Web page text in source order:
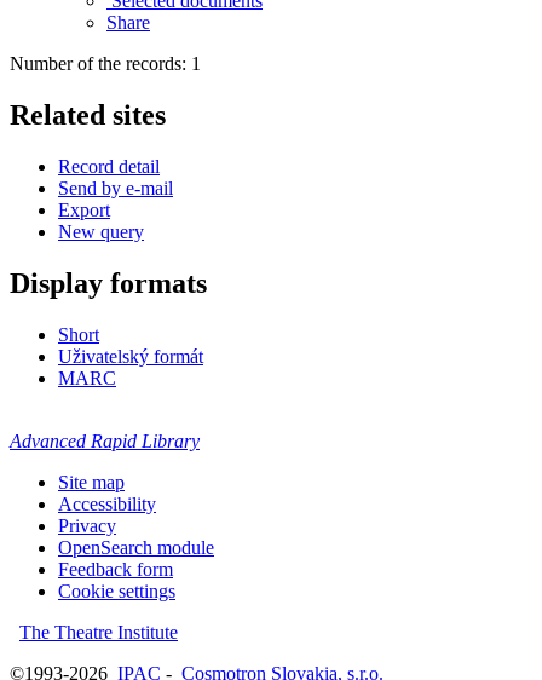
Share
Number of the records: 1
Related sites
Record detail
Send by e-mail
Export
New query
Display formats
Short
Uživatelský formát
MARC
Advanced Rapid Library
Site map
Accessibility
Privacy
OpenSearch module
Feedback form
Cookie settings
The Theatre Institute
©1993-2026 IPAC - Cosmotron Slovakia, s.r.o.